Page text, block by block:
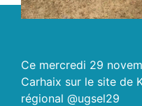
Ce mercredi 29
Carhaix sur le site de
régional @ugsel29